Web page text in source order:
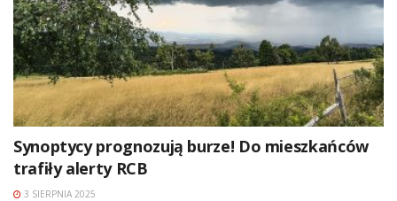
Synoptycy prognozują burze! Do mieszkańców
trafiły alerty RCB
3 SIERPNIA 2025